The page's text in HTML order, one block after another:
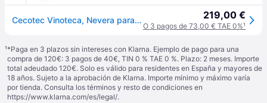
Cecotec Vinoteca, Nevera para Vinos de 20 Botellas Bolero GrandSommelier 2050 Black Compressor. Temperatura ajustable de 5-18ºC 219,00 €
O 3 pagos de 73,00 € TAE 0%¹
¹*Paga en 3 plazos sin intereses con Klarna. Ejemplo de pago para una
compra de 120€: 3 pagos de 40€, TIN 0 % TAE 0 %. Plazo: 2 meses. Importe
total adeudado 120€. Solo es válido para residentes en España y mayores de
18 años. Sujeto a la aprobación de Klarna. Importe mínimo y máximo varía
por tienda. Consulta los términos y resto de condiciones en
https://www.klarna.com/es/legal/.